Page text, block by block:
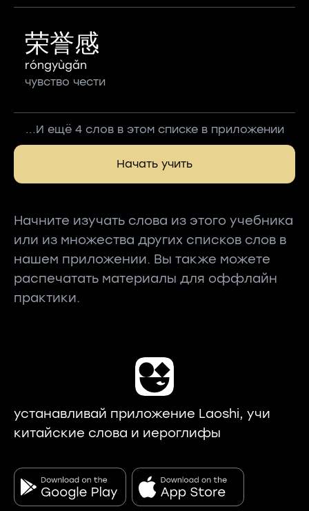
荣誉感
róngyùgǎn
чувство чести
...И ещё 4 слов в этом списке в приложении
Начать учить
Начните изучать слова из этого учебника
или из множества других списков слов в
нашем приложении. Вы также можете
распечатать материалы для оффлайн
практики.
устанавливай приложение Laoshi, учи
китайские слова и иероглифы